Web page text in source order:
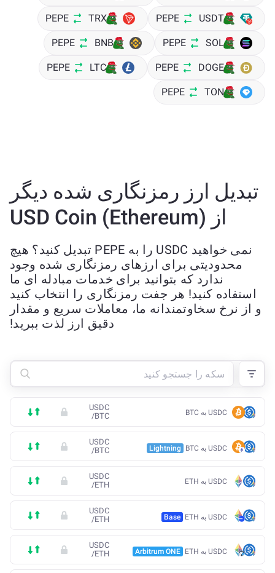
USDT
PEPE
TRX
PEPE
SOL
PEPE
BNB
PEPE
DOGE
PEPE
LTC
PEPE
TON
PEPE
تبدیل ارز رمزنگاری شده دیگر
از USD Coin (Ethereum)
نمی خواهید USDC را به PEPE تبدیل کنید؟ هیچ
محدودیتی برای ارزهای رمزنگاری شده وجود
ندارد که بتوانید برای خدمات مبادله ای ما
استفاده کنید! هر جفت رمزنگاری را انتخاب کنید
و از نرخ سخاوتمندانه ما، معاملات سریع و مقدار
دقیق ارز لذت ببرید!
USDC به BTC
USDC
/BTC
USDC به BTC Lightning
USDC
/BTC
USDC به ETH
USDC
/ETH
USDC به ETH Base
USDC
/ETH
USDC به ETH Arbitrum ONE
USDC
/ETH